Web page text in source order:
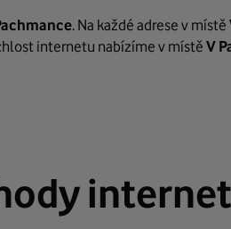
. Na každé adrese v místě
internetu nabízíme v místě V